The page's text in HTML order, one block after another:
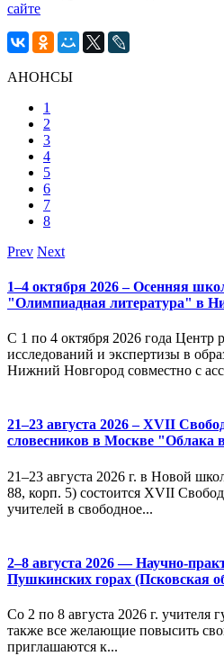
сайте
АНОНСЫ
1
2
3
4
5
6
7
8
Prev Next
1–4 октября 2026 – Осенняя
"Олимпиадная литература" в
С 1 по 4 октября 2026 года Центр
исследований и экспертизы в
Нижний Новгород совместно с
21–23 августа 2026 – XVII
словесников в Москве "Облака
21–23 августа 2026 г. в Новой
88, корп. 5) состоится XVII
учителей в свободное...
2–8 августа 2026 — Научно-
Пушкинских горах (Псковская
Со 2 по 8 августа 2026 г. учителя
также все желающие повысить
приглашаются к...